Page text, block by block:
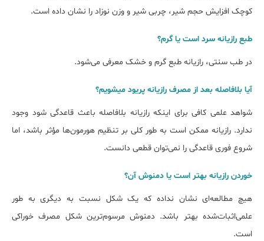
کوچک افزایش حجم شیر، چربی شیر و وزن نوزاد را نشان داده است.
طبع رازیانه سرد است یا گرم؟
در طب سنتی، رازیانه طبع گرم و خشک معرفی می‌شود.
آیا بلافاصله بعد از مصرف رازیانه پریود می‎شویم؟
شواهد علمی کافی برای اینکه رازیانه بلافاصله باعث قاعدگی شود وجود
ندارد. رازیانه ممکن است به طور کلی بر تنظیم هورمون‌ها مؤثر باشد، اما
شروع فوری قاعدگی را نمی‌توان قطعی دانست.
خوردن رازیانه بهتر است یا دمنوش آن؟
هیچ ‌مطالعه‌ای نشان نداده که یک شکل نسبت به دیگری به طور
علمی‌اثبات‌شده بهتر باشد. دمنوش مرسوم‌ترین شکل مصرف خوراکی
است.